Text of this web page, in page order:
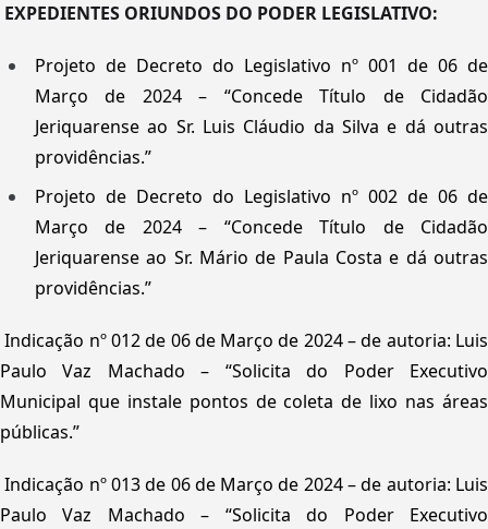
EXPEDIENTES ORIUNDOS DO PODER LEGISLATIVO:
Projeto de Decreto do Legislativo nº 001 de 06 de
Março de 2024 – “Concede Título de Cidadão
Jeriquarense ao Sr. Luis Cláudio da Silva e dá outras
providências.”
Projeto de Decreto do Legislativo nº 002 de 06 de
Março de 2024 – “Concede Título de Cidadão
Jeriquarense ao Sr. Mário de Paula Costa e dá outras
providências.”
Indicação nº 012 de 06 de Março de 2024 – de autoria: Luis
Paulo Vaz Machado – “Solicita do Poder Executivo
Municipal que instale pontos de coleta de lixo nas áreas
públicas.”
Indicação nº 013 de 06 de Março de 2024 – de autoria: Luis
Paulo Vaz Machado – “Solicita do Poder Executivo